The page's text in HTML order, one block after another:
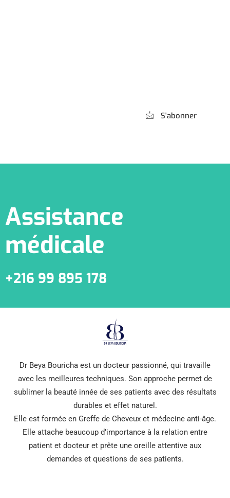
S'abonner
Assistance
médicale
+216 99 895 178
Dr Beya Bouricha est un docteur passionné, qui travaille
avec les meilleures techniques. Son approche permet de
sublimer la beauté innée de ses patients avec des résultats
durables et effet naturel.
Elle est formée en Greffe de Cheveux et médecine anti-âge.
Elle attache beaucoup d’importance à la relation entre
patient et docteur et prête une oreille attentive aux
demandes et questions de ses patients.